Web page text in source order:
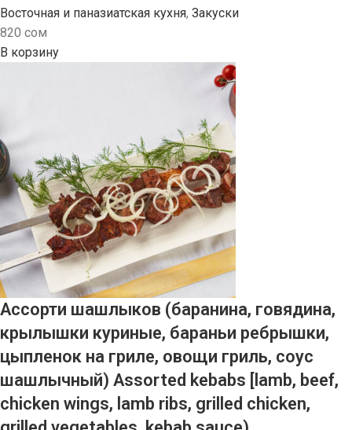
Восточная и паназиатская кухня, Закуски
820 сом
В корзину
Ассорти шашлыков (баранина, говядина,
крылышки куриные, бараньи ребрышки,
цыпленок на гриле, овощи гриль, соус
шашлычный) Assorted kebabs [lamb, beef,
chicken wings, lamb ribs, grilled chicken,